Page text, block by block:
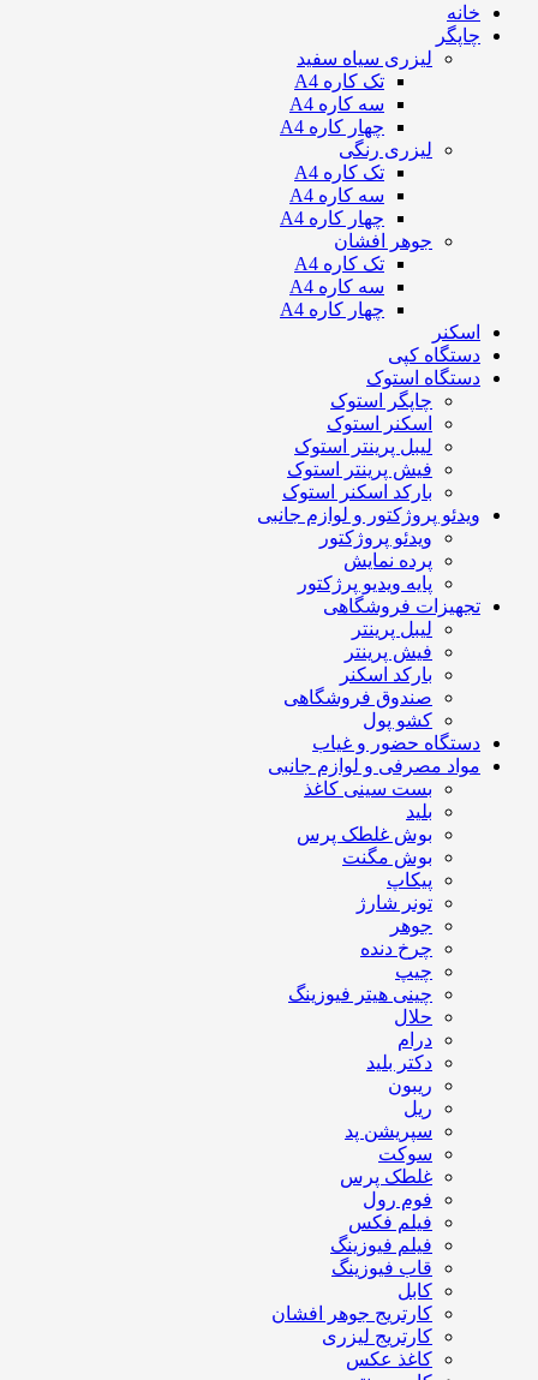
خانه
چاپگر
لیزری سیاه سفید
تک کاره A4
سه کاره A4
چهار کاره A4
لیزری رنگی
تک کاره A4
سه کاره A4
چهار کاره A4
جوهر افشان
تک کاره A4
سه کاره A4
چهار کاره A4
اسکنر
دستگاه کپی
دستگاه استوک
چاپگر استوک
اسکنر استوک
لیبل پرینتر استوک
فیش پرینتر استوک
بارکد اسکنر استوک
ویدئو پروژکتور و لوازم جانبی
ویدئو پروژکتور
پرده نمایش
پایه ویدیو پرژکتور
تجهیزات فروشگاهی
لیبل پرینتر
فیش پرینتر
بارکد اسکنر
صندوق فروشگاهی
کشو پول
دستگاه حضور و غیاب
مواد مصرفی و لوازم جانبی
بست سینی کاغذ
بلید
بوش غلطک پرس
بوش مگنت
پیکاپ
تونر شارژ
جوهر
چرخ دنده
چیپ
چینی هیتر فیوزینگ
حلال
درام
دکتر بلید
ریبون
ریل
سپریشن پد
سوکت
غلطک پرس
فوم رول
فیلم فکس
فیلم فیوزینگ
قاب فیوزینگ
کابل
کارتریج جوهر افشان
کارتریج لیزری
کاغذ عکس